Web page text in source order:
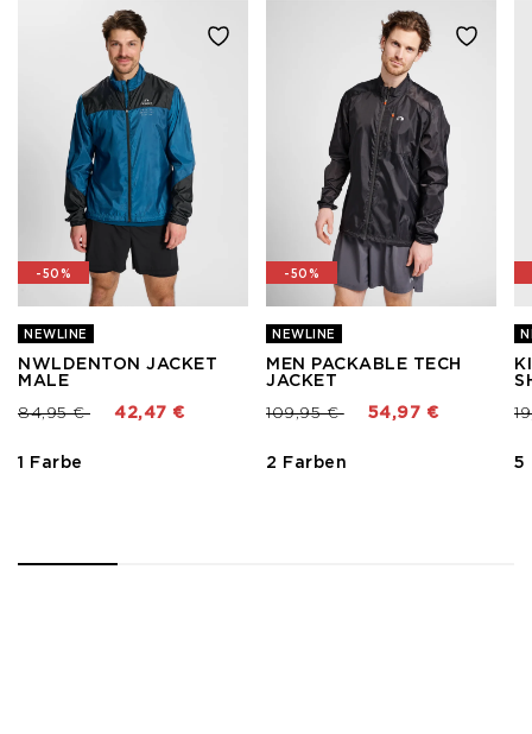
-50%
NEWLINE
NWLDENTON JACKET
MALE
Preis reduziert von
84,95 €bis 42,47 €
1 Farbe
-50%
NEWLINE
MEN PACKABLE TECH
JACKET
Preis reduziert von
109,95 €bis 54,97 €
2 Farben 5